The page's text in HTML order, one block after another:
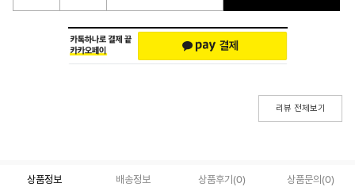
리뷰 전체보기
상품정보 배송정보 상품후기(0) 상품문의 (0)